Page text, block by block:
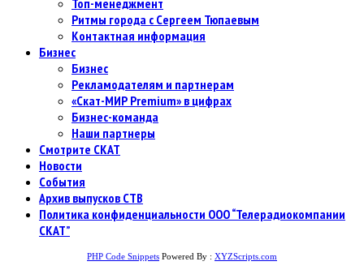
Топ-менеджмент
Ритмы города с Сергеем Тюпаевым
Контактная информация
Бизнес
Бизнес
Рекламодателям и партнерам
«Скат-МИР Premium» в цифрах
Бизнес-команда
Наши партнеры
Смотрите СКАТ
Новости
События
Архив выпусков СТВ
Политика конфиденциальности ООО “Телерадиокомпании
СКАТ”
PHP Code Snippets Powered By : XYZScripts.com